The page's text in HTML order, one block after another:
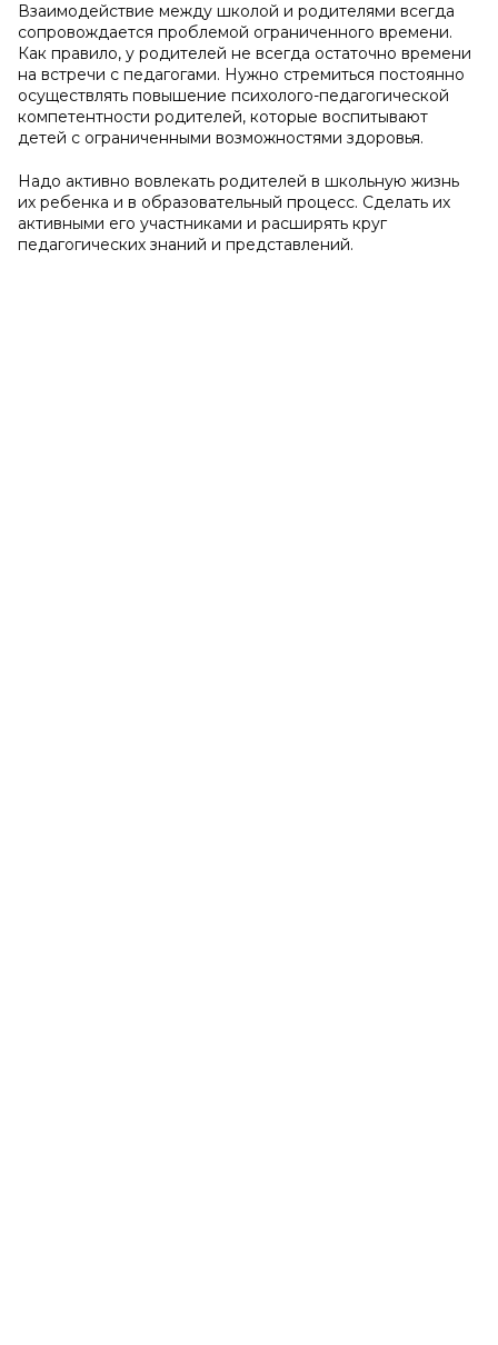
Взаимодействие между школой и родителями всегда
сопровождается проблемой ограниченного времени.
Как правило, у родителей не всегда остаточно времени
на встречи с педагогами. Нужно стремиться постоянно
осуществлять повышение психолого-педагогической
компетентности родителей, которые воспитывают
детей с ограниченными возможностями здоровья.
Надо активно вовлекать родителей в школьную жизнь
их ребенка и в образовательный процесс. Сделать их
активными его участниками и расширять круг
педагогических знаний и представлений.